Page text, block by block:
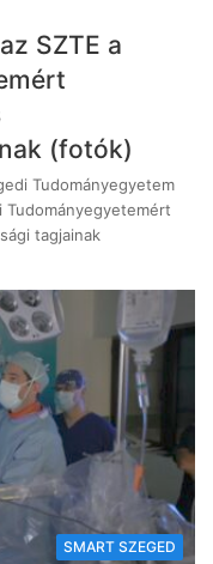
SZTE a
(fotók)
Tudományegyetem
tagjainak
SMART SZEGED